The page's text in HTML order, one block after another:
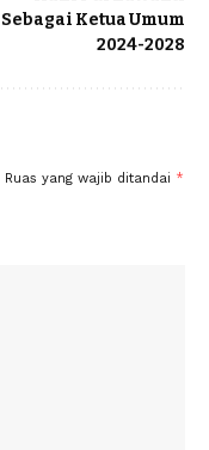
Sebagai Ketua Umum
2024-2028
Ruas yang wajib ditandai *